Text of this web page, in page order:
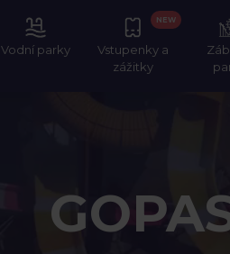
Vodní parky
Vstupenky a
zážitky
NEW